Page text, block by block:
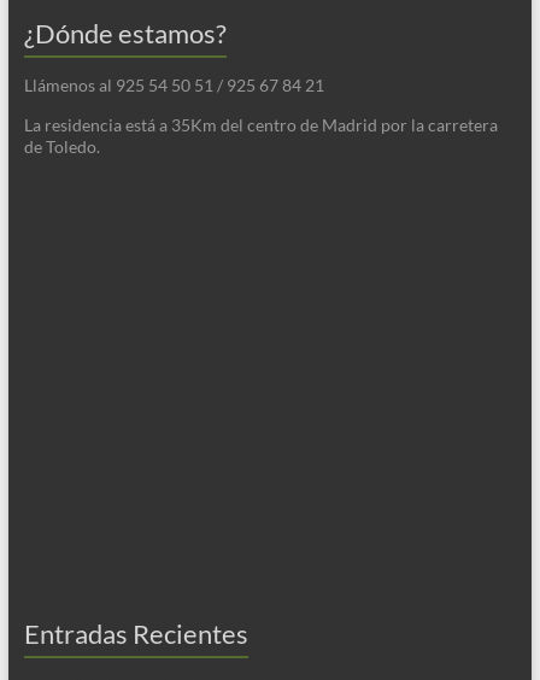
¿Dónde estamos?
Llámenos al 925 54 50 51 / 925 67 84 21
La residencia está a 35Km del centro de Madrid por la carretera
de Toledo.
Entradas Recientes